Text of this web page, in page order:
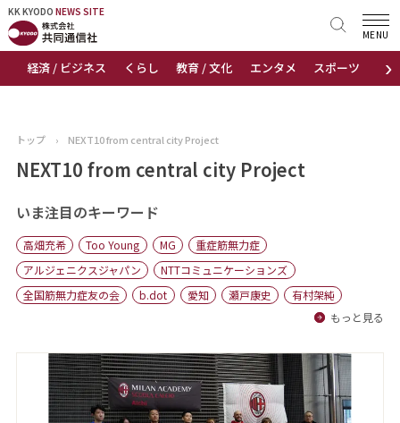
KK KYODO NEWS SITE
›
経済 / ビジネス くらし 教育 / 文化 エンタメ スポーツ 地域
MENU
KK KYODONEWS SITE
トップページ
ニュース
おすすめコンテンツ
出版物
会社概要
トップ › NEXT10 from central city Project
NEXT10 from central city Project
いま注目のキーワード
高畑充希 Too Young MG
重症筋無力症
アルジェニクスジャパン
NTTコミュニケーションズ
全国筋無力症友の会
b.dot 愛知 瀬戸康史
有村架純
もっと見る